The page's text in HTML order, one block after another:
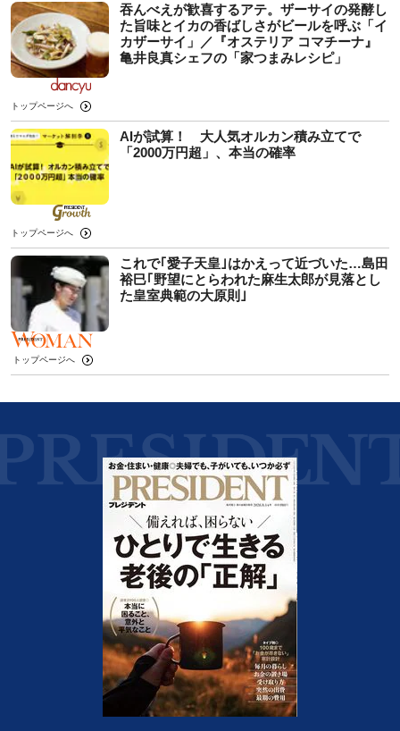
吞んべえが歓喜するアテ。ザーサイの発酵し
た旨味とイカの香ばしさがビールを呼ぶ「イ
カザーサイ」／『オステリア コマチーナ』
⻲井良真シェフの「家つまみレシピ」
トップページへ
AIが試算！ 大人気オルカン積み立てで
「2000万円超」、本当の確率
トップページへ
これで｢愛子天皇｣はかえって近づいた…島田
裕巳｢野望にとらわれた麻生太郎が見落とし
た皇室典範の大原則｣
トップページへ